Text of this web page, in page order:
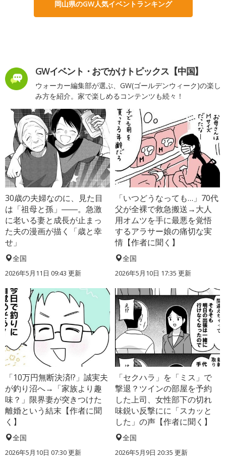
岡山県のGW人気イベントランキング
GWイベント・おでかけトピックス【中国】
ウォーカー編集部が選ぶ、GW(ゴールデンウィーク)の楽し
み方を紹介。家で楽しめるコンテンツも続々！
30歳の夫婦なのに、見た目
は「祖母と孫」――。急激
に老いる妻と成長が止まっ
た夫の漫画が描く「歳と幸
せ」
全国
2026年5月11日 09:43 更新
「いつどうなっても…」70代
父が全裸で救急搬送→大人
用オムツを手に最悪を覚悟
するアラサー娘の痛切な実
情【作者に聞く】
全国
2026年5月10日 17:35 更新
「10万円無断決済!?」誠実夫
が釣り沼へ→「家族より趣
味？」限界妻が突きつけた
離婚という結末【作者に聞
く】
全国
2026年5月10日 07:30 更新
「セクハラ」を「ミス」で
撃退？ツインの部屋を予約
した上司、女性部下の切れ
味鋭い反撃にに「スカッと
した」の声【作者に聞く】
全国
2026年5月9日 20:35 更新